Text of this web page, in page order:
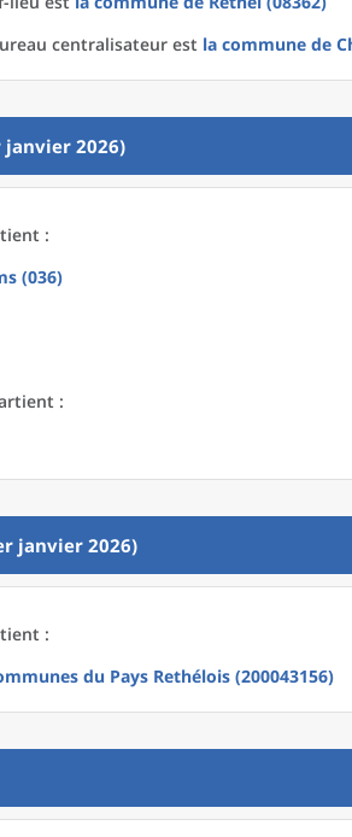
centralisateur est la commune de
janvier 2026)
:
(036)
:
janvier 2026)
:
du Pays Rethélois (200043156)